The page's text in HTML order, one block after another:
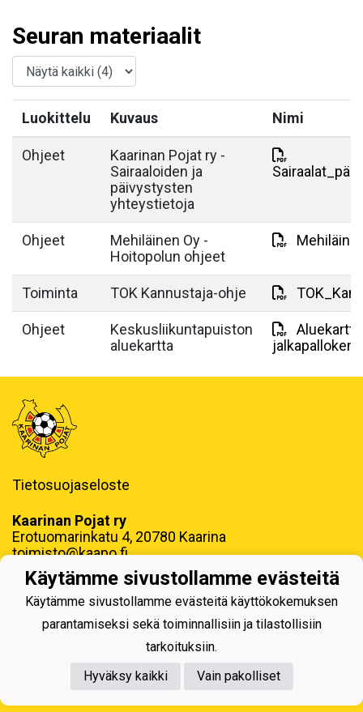
Seuran materiaalit
Luokittelu Kuvaus Nimi
Ohjeet
Kaarinan Pojat ry -
Sairaaloiden ja
päivystysten
yhteystietoja
Ohjeet
Mehiläinen Oy -
Hoitopolun ohjeet
Toiminta TOK Kannustaja-ohje
Ohjeet
Keskusliikuntapuiston
aluekartta
Tietosuojaseloste
Kaarinan Pojat ry
Erotuomarinkatu 4, 20780 Kaarina
toimisto@kaapo.fi
y-tunnus: 1006858-6
Powered by
Käytämme sivustollamme evästeitä
Käytämme sivustollamme evästeitä käyttökokemuksen
parantamiseksi sekä toiminnallisiin ja tilastollisiin
tarkoituksiin.
Hyväksy kaikki
Vain pakolliset